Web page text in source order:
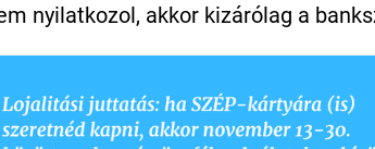
nyilatkozol, akkor kizárólag a